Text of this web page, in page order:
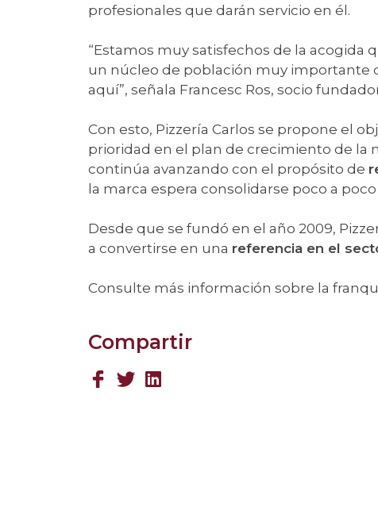
profesionales que darán servicio en él.
“Estamos muy satisfechos de la acogida
un núcleo de población muy importante
aquí”, señala Francesc Ros, socio
Con esto, Pizzería Carlos se propone el
prioridad en el plan de crecimiento de la
continúa avanzando con el propósito de
la marca espera consolidarse poco a
Desde que se fundó en el año 2009,
a convertirse en una referencia en el
Consulte más información sobre la
Compartir